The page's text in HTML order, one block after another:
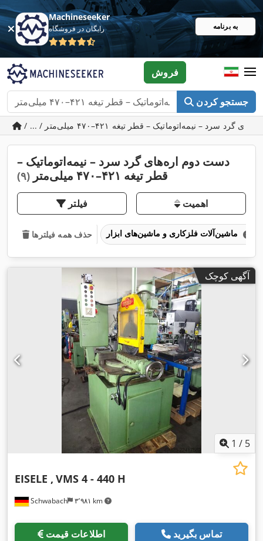
Machineseeker
رایگان در فروشگاه به برنامه
جستجو کردن
فروش
دست دوم اره‌های گرد سرد – نیمه‌اتوماتیک –
قطر تیغه ۴۲۱–۴۷۰ میلی‌متر
(۹)
فیلتر اهمیت
حذف همه فیلترها
آگهی کوچک
1 / 5
Schwabach ۳٬۹۸۱ km
EISELE , VMS 4 - 440 H
اطلاعات قیمت تماس بگیرید